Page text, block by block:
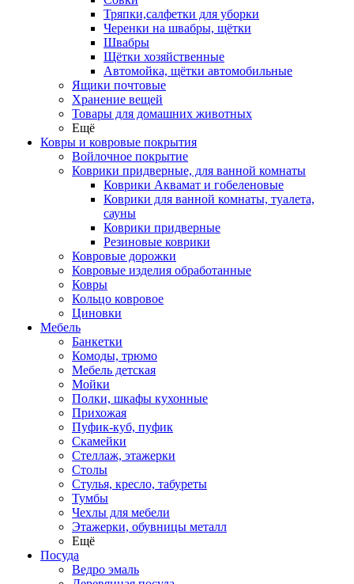
Тряпки,салфетки для уборки
Черенки на швабры, щётки
Швабры
Щётки хозяйственные
Автомойка, щётки автомобильные
Ящики почтовые
Хранение вещей
Товары для домашних животных
Ещё
Ковры и ковровые покрытия
Войлочное покрытие
Коврики придверные, для ванной комнаты
Коврики Аквамат и гобеленовые
Коврики для ванной комнаты, туалета,
сауны
Коврики придверные
Резиновые коврики
Ковровые дорожки
Ковровые изделия обработанные
Ковры
Кольцо ковровое
Циновки
Мебель
Банкетки
Комоды, трюмо
Мебель детская
Мойки
Полки, шкафы кухонные
Прихожая
Пуфик-куб, пуфик
Скамейки
Стеллаж, этажерки
Столы
Стулья, кресло, табуреты
Тумбы
Чехлы для мебели
Этажерки, обувницы металл
Ещё
Посуда
Ведро эмаль